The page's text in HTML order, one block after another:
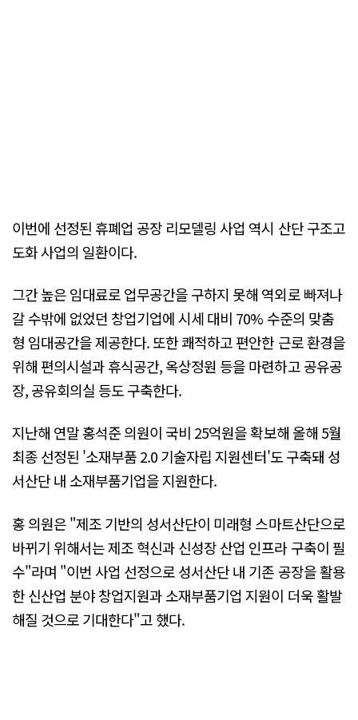
이번에 선정된 휴폐업 공장 리모델링 사업 역시 산단 구조고
도화 사업의 일환이다.
그간 높은 임대료로 업무공간을 구하지 못해 역외로 빠져나
갈 수밖에 없었던 창업기업에 시세 대비 70% 수준의 맞춤
형 임대공간을 제공한다. 또한 쾌적하고 편안한 근로 환경을
위해 편의시설과 휴식공간, 옥상정원 등을 마련하고 공유공
장, 공유회의실 등도 구축한다.
지난해 연말 홍석준 의원이 국비 25억원을 확보해 올해 5월
최종 선정된 '소재부품 2.0 기술자립 지원센터'도 구축돼 성
서산단 내 소재부품기업을 지원한다.
홍 의원은 "제조 기반의 성서산단이 미래형 스마트산단으로
바뀌기 위해서는 제조 혁신과 신성장 산업 인프라 구축이 필
수"라며 "이번 사업 선정으로 성서산단 내 기존 공장을 활용
한 신산업 분야 창업지원과 소재부품기업 지원이 더욱 활발
해질 것으로 기대한다"고 했다.